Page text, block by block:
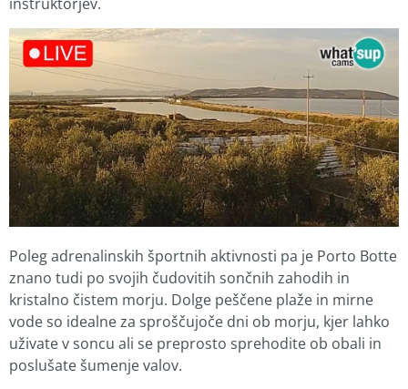
Poleg adrenalinskih športnih aktivnosti pa je Porto Botte
znano tudi po svojih čudovitih sončnih zahodih in
kristalno čistem morju. Dolge peščene plaže in mirne
vode so idealne za sproščujoče dni ob morju, kjer lahko
uživate v soncu ali se preprosto sprehodite ob obali in
poslušate šumenje valov.